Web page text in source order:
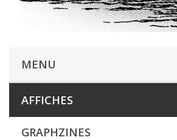
MENU
AFFICHES
GRAPHZINES